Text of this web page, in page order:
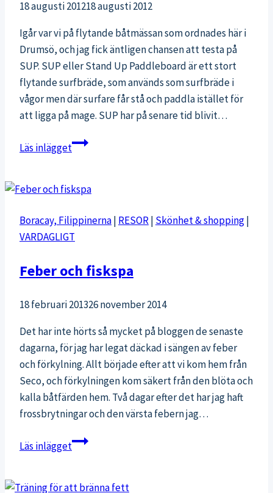
18 augusti 201218 augusti 2012
Igår var vi på flytande båtmässan som ordnades här i
Drumsö, och jag fick äntligen chansen att testa på
SUP. SUP eller Stand Up Paddleboard är ett stort
flytande surfbräde, som används som surfbräde i
vågor men där surfare får stå och paddla istället för
att ligga på mage. SUP har på senare tid blivit…
Läs inläggetTräning
Boracay, Filippinerna| RESOR| Skönhet & shopping|
VARDAGLIGT
Feber och fiskspa
18 februari 201326 november 2014
Det har inte hörts så mycket på bloggen de senaste
dagarna, för jag har legat däckad i sängen av feber
och förkylning. Allt började efter att vi kom hem från
Seco, och förkylningen kom säkert från den blöta och
kalla båtfärden hem. Två dagar efter det har jag haft
frossbrytningar och den värsta febern jag…
Läs inläggetFeber